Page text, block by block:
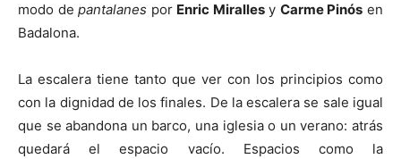
modo depantalanes por Enric Mirallesy Carme Pinós en
Badalona.
La escalera tiene tanto que ver con los principios como
con la dignidad de los finales. De la escalera se sale igual
que se abandona un barco, una iglesia o un verano: atrás
quedará el espacio vacío. Espacios como la